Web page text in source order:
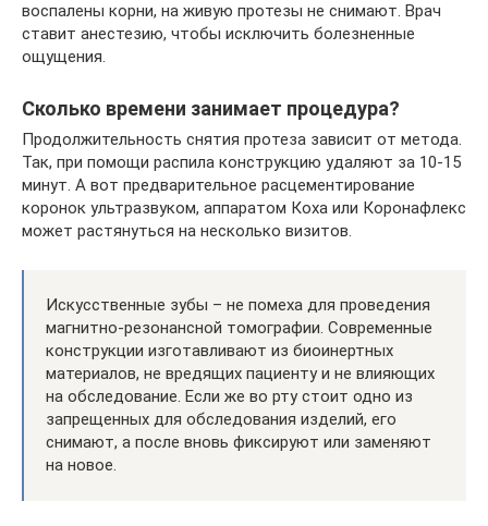
воспалены корни, на живую протезы не снимают. Врач
ставит анестезию, чтобы исключить болезненные
ощущения.
Сколько времени занимает процедура?
Продолжительность снятия протеза зависит от метода.
Так, при помощи распила конструкцию удаляют за 10-15
минут. А вот предварительное расцементирование
коронок ультразвуком, аппаратом Коха или Коронафлекс
может растянуться на несколько визитов.
Искусственные зубы – не помеха для проведения
магнитно-резонансной томографии. Современные
конструкции изготавливают из биоинертных
материалов, не вредящих пациенту и не влияющих
на обследование. Если же во рту стоит одно из
запрещенных для обследования изделий, его
снимают, а после вновь фиксируют или заменяют
на новое.